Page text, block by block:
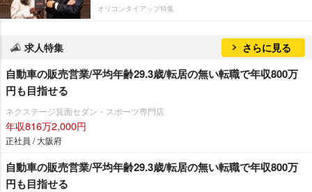
オリコンタイアップ特集
求人特集 さらに見る
自動車の販売営業/平均年齢29.3歳/転居の無い転職で年収800万
円も目指せる
ネクステージ箕面セダン・スポーツ専門店
年収816万2,000円
正社員 / 大阪府
自動車の販売営業/平均年齢29.3歳/転居の無い転職で年収800万
円も目指せる